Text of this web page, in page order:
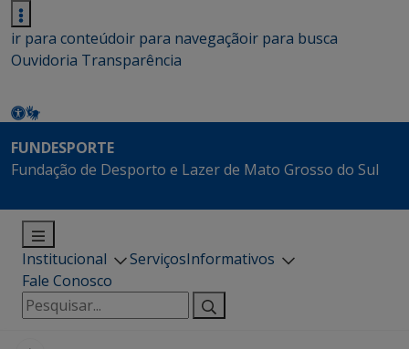
ir para conteúdoir para navegaçãoir para busca
Ouvidoria Transparência
FUNDESPORTE
Fundação de Desporto e Lazer de Mato Grosso do Sul
Institucional ServiçosInformativos
Fale Conosco
Pesquisar
por: